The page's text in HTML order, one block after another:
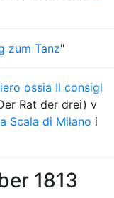
zum Tanz"
ossia Il consigl
Rat der drei) v
Scala di Milano i
1813